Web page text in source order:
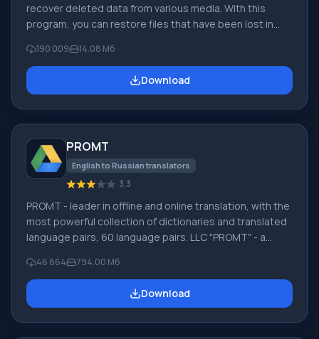
recover deleted data from various media. With this
program, you can restore files that have been lost in
bypassing the Recycle Bin, hidden by malicious
software, lost due to software failures, complete
emptying of the Recycle Bin, formatting, or deletion of
190 009 14.08 Мб
Download
PROMT
English to Russian translators
3.3
PROMT - leader in offline and online translation, with the
most powerful collection of dictionaries and translated
language pairs, 60 language pairs. LLC "PROMT" - a
systems for private users and corporations. PROMT
software provides translation of any text using built-in
dictionaries, including both common and specialized
46 864 794.00 Мб
Download